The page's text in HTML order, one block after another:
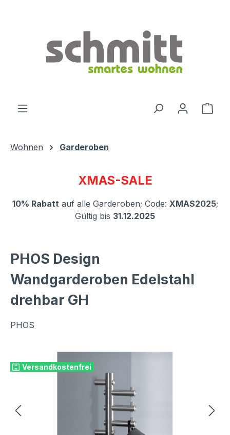
Wohnen Garderoben
XMAS-SALE
10% Rabatt auf alle Garderoben; Code: XMAS2025;
Gültig bis 31.12.2025
PHOS Design
Wandgarderoben Edelstahl
drehbar GH
PHOS
Versandkostenfrei